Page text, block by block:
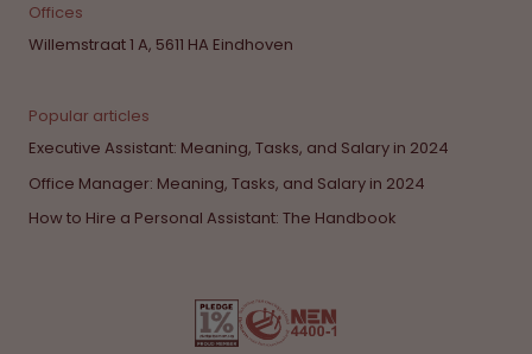
Offices
Willemstraat 1 A, 5611 HA Eindhoven
Popular articles
Executive Assistant: Meaning, Tasks, and Salary in 2024
Office Manager: Meaning, Tasks, and Salary in 2024
How to Hire a Personal Assistant: The Handbook